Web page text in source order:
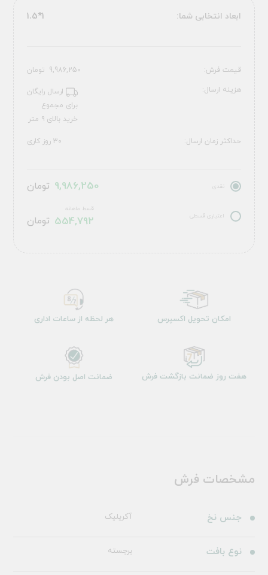
ابعاد انتخابی شما: 1*1.5
قیمت فرش: 9,986,250 تومان
هزینه ارسال:
ارسال رایگان
برای مجموع
خرید بالای ۹ متر
حداکثر زمان ارسال: 30 روز کاری
نقدی 9,986,250 تومان
اعتباری قسطی
قسط ماهانه
554,792 تومان
امکان تحویل اکسپرس هر لحظه از ساعات اداری
هفت روز ضمانت بازگشت فرش ضمانت اصل بودن فرش
مشخصات فرش
جنس نخ آکریلیک
نوع بافت برجسته